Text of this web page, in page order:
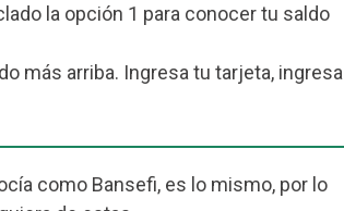
la opción 1 para conocer tu saldo
más arriba. Ingresa tu tarjeta,
como Bansefi, es lo mismo, por lo